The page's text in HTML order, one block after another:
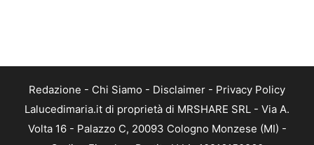
Redazione - Chi Siamo - Disclaimer - Privacy Policy
Lalucedimaria.it di proprietà di MRSHARE SRL - Via A.
Volta 16 - Palazzo C, 20093 Cologno Monzese (MI) -